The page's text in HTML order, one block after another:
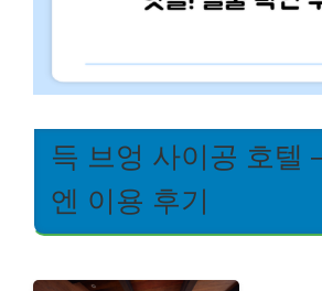
득 브엉 사이공 호텔
엔 이용 후기